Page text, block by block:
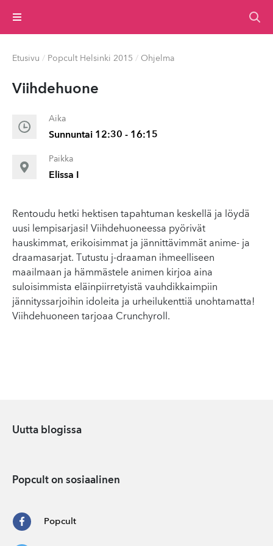
Valikko
Etusivu / Popcult Helsinki 2015 / Ohjelma
Viihdehuone
Aika
Sunnuntai 12:30 - 16:15
Paikka
Elissa I
Rentoudu hetki hektisen tapahtuman keskellä ja löydä
uusi lempisarjasi! Viihdehuoneessa pyörivät
hauskimmat, erikoisimmat ja jännittävimmät anime- ja
draamasarjat. Tutustu j-draaman ihmeelliseen
maailmaan ja hämmästele animen kirjoa aina
suloisimmista eläinpiirretyistä vauhdikkaimpiin
jännityssarjoihin idoleita ja urheilukenttiä unohtamatta!
Viihdehuoneen tarjoaa Crunchyroll.
Uutta blogissa
Popcult on sosiaalinen
Popcult